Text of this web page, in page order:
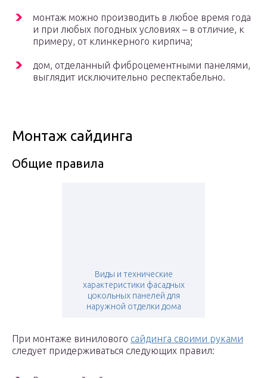
монтаж можно производить в любое время года
и при любых погодных условиях – в отличие, к
примеру, от клинкерного кирпича;
дом, отделанный фиброцементными панелями,
выглядит исключительно респектабельно.
Монтаж сайдинга
Общие правила
Виды и технические
характеристики фасадных
цокольных панелей для
наружной отделки дома
При монтаже винилового сайдинга своими руками
следует придерживаться следующих правил: